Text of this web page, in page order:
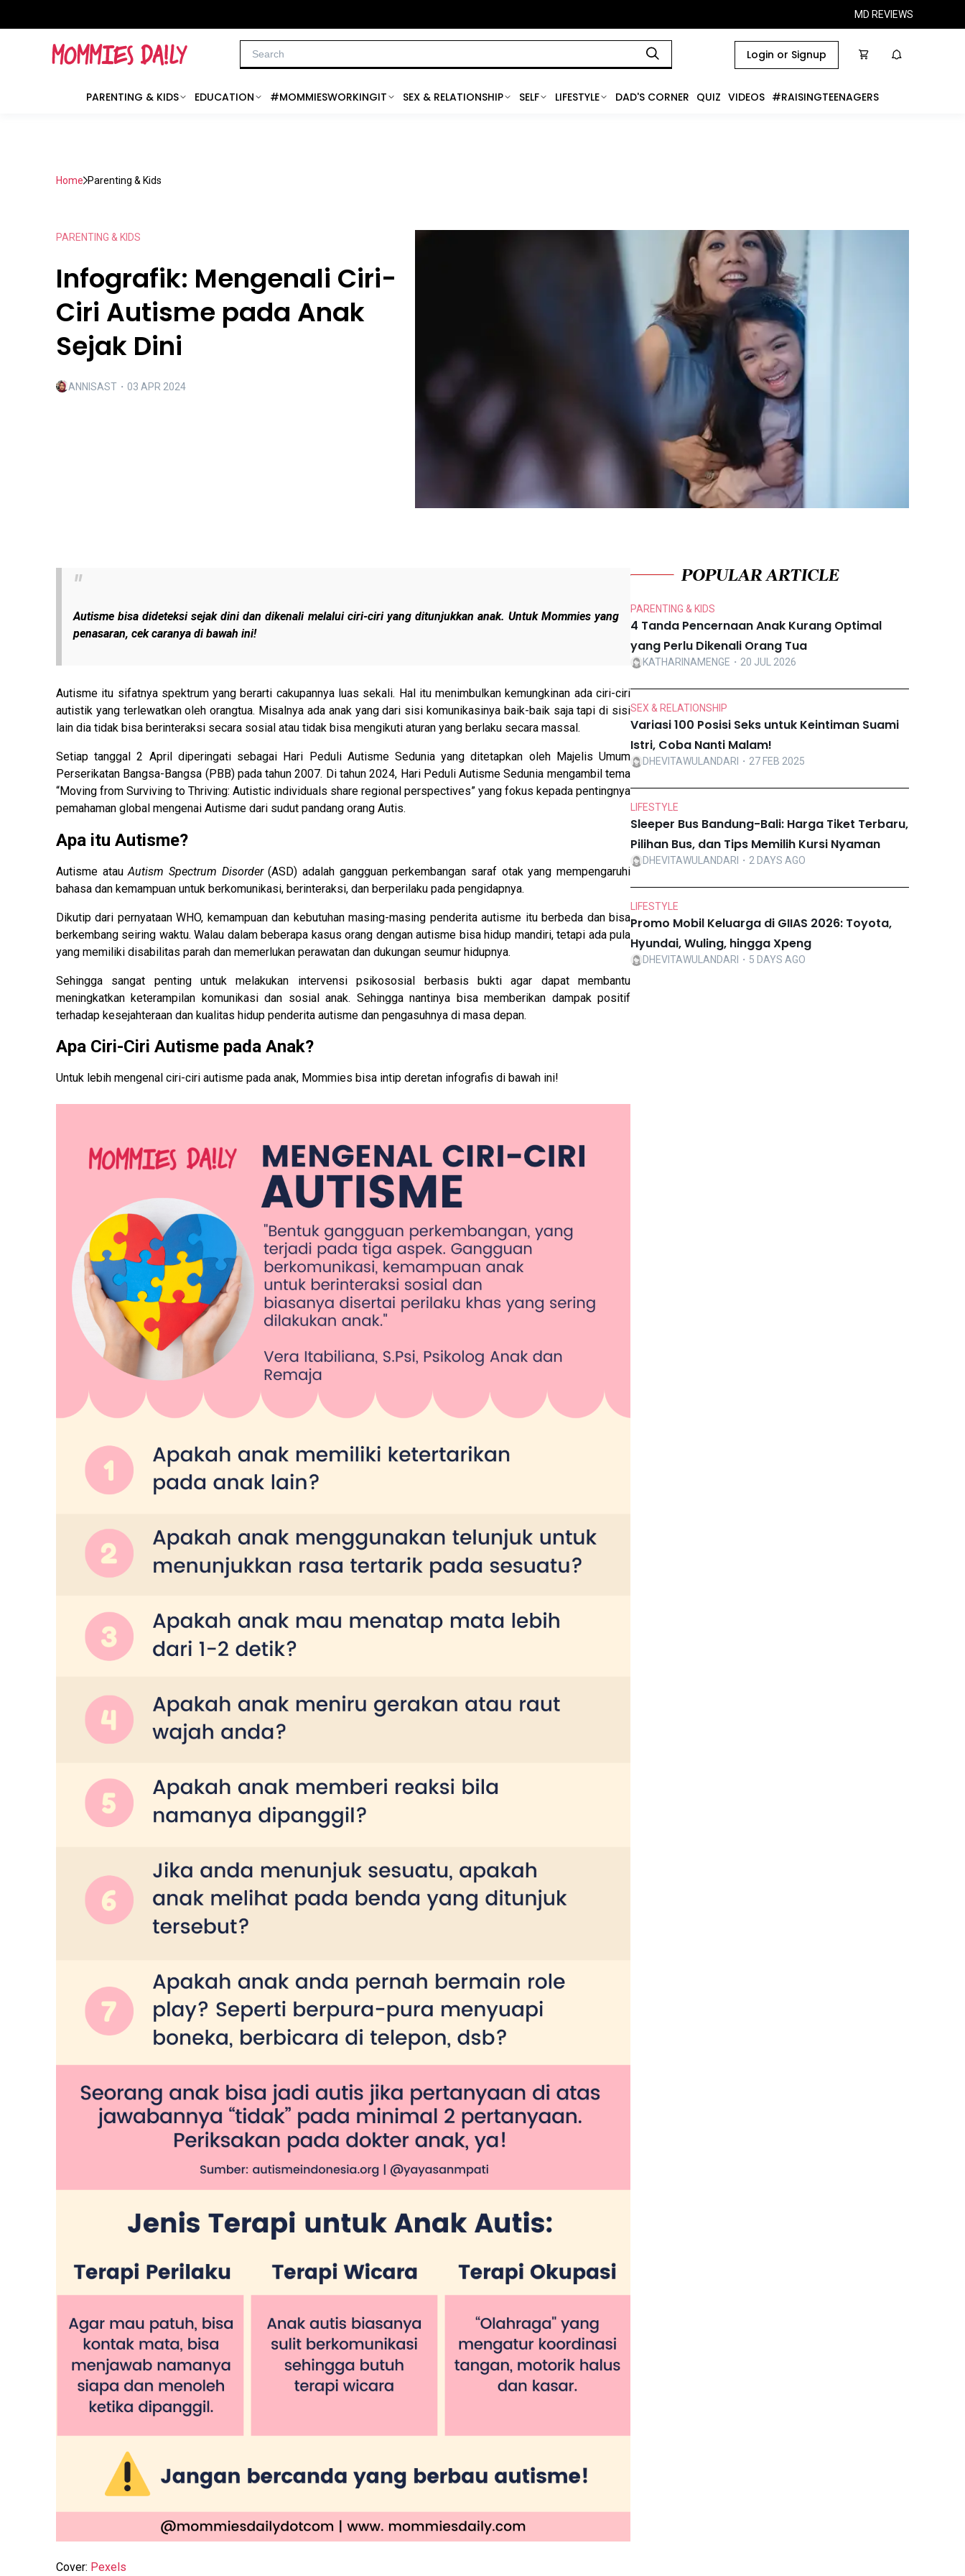
MD REVIEWS
Login or Signup
PARENTING & KIDS EDUCATION #MOMMIESWORKINGIT SEX & RELATIONSHIP SELF LIFESTYLE DAD'S CORNER QUIZ VIDEOS #RAISINGTEENAGERS
Home Parenting & Kids
PARENTING & KIDS
Infografik: Mengenali Ciri-
Ciri Autisme pada Anak
Sejak Dini
ANNISAST ・ 03 APR 2024
Autisme bisa dideteksi sejak dini dan dikenali melalui ciri-ciri yang ditunjukkan anak. Untuk Mommies yang
penasaran, cek caranya di bawah ini!
Autisme itu sifatnya spektrum yang berarti cakupannya luas sekali. Hal itu menimbulkan kemungkinan ada ciri-ciri
autistik yang terlewatkan oleh orangtua. Misalnya ada anak yang dari sisi komunikasinya baik-baik saja tapi di sisi
lain dia tidak bisa berinteraksi secara sosial atau tidak bisa mengikuti aturan yang berlaku secara massal.
Setiap tanggal 2 April diperingati sebagai Hari Peduli Autisme Sedunia yang ditetapkan oleh Majelis Umum
Perserikatan Bangsa-Bangsa (PBB) pada tahun 2007. Di tahun 2024, Hari Peduli Autisme Sedunia mengambil tema
“Moving from Surviving to Thriving: Autistic individuals share regional perspectives” yang fokus kepada pentingnya
pemahaman global mengenai Autisme dari sudut pandang orang Autis.
Apa itu Autisme?
Autisme atauAutism Spectrum Disorder(ASD) adalah gangguan perkembangan saraf otak yang mempengaruhi
bahasa dan kemampuan untuk berkomunikasi, berinteraksi, dan berperilaku pada pengidapnya.
Dikutip dari pernyataan WHO, kemampuan dan kebutuhan masing-masing penderita autisme itu berbeda dan bisa
berkembang seiring waktu. Walau dalam beberapa kasus orang dengan autisme bisa hidup mandiri, tetapi ada pula
yang memiliki disabilitas parah dan memerlukan perawatan dan dukungan seumur hidupnya.
Sehingga sangat penting untuk melakukan intervensi psikososial berbasis bukti agar dapat membantu
meningkatkan keterampilan komunikasi dan sosial anak. Sehingga nantinya bisa memberikan dampak positif
terhadap kesejahteraan dan kualitas hidup penderita autisme dan pengasuhnya di masa depan.
Apa Ciri-Ciri Autisme pada Anak?
Untuk lebih mengenal ciri-ciri autisme pada anak, Mommies bisa intip deretan infografis di bawah ini!
Cover: Pexels
POPULAR ARTICLE
PARENTING & KIDS
4 Tanda Pencernaan Anak Kurang Optimal
yang Perlu Dikenali Orang Tua
KATHARINAMENGE ・20 JUL 2026
SEX & RELATIONSHIP
Variasi 100 Posisi Seks untuk Keintiman Suami
Istri, Coba Nanti Malam!
DHEVITAWULANDARI ・27 FEB 2025
LIFESTYLE
Sleeper Bus Bandung-Bali: Harga Tiket Terbaru,
Pilihan Bus, dan Tips Memilih Kursi Nyaman
DHEVITAWULANDARI ・2 DAYS AGO
LIFESTYLE
Promo Mobil Keluarga di GIIAS 2026: Toyota,
Hyundai, Wuling, hingga Xpeng
DHEVITAWULANDARI ・5 DAYS AGO